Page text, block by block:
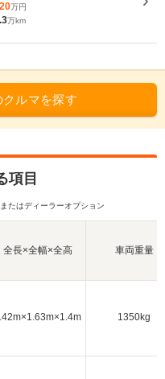
万円
万km
ルマを探す
項目
たはディーラーオプション
全長×全幅×全高 車両重量
1350kg